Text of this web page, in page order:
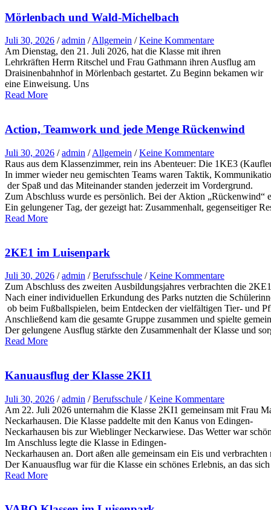
Mörlenbach und Wald-Michelbach
Juli 30, 2026 / admin /Allgemein / Keine Kommentare
Am Dienstag, den 21. Juli 2026, hat die Klasse mit ihren
Lehrkräften Herrn Ritschel und Frau Gathmann ihren Ausflug am
Draisinenbahnhof in Mörlenbach gestartet. Zu Beginn bekamen wir
eine Einweisung. Uns
Read More
Action, Teamwork und jede Menge Rückenwind
Juli 30, 2026 / admin / Allgemein / Keine Kommentare
Raus aus dem Klassenzimmer, rein ins Abenteuer: Die 1KE3
In immer wieder neu gemischten Teams waren Taktik,
der Spaß und das Miteinander standen jederzeit im Vordergrund.
Zum Abschluss wurde es persönlich. Bei der Aktion „Rückenwind“
Ein gelungener Tag, der gezeigt hat: Zusammenhalt, gegenseitiger
Read More
2KE1 im Luisenpark
Juli 30, 2026 / admin / Berufsschule / Keine Kommentare
Zum Abschluss des zweiten Ausbildungsjahres verbrachten die
Nach einer individuellen Erkundung des Parks nutzten die
ob beim Fußballspielen, beim Entdecken der vielfältigen Tier- und
Anschließend kam die gesamte Gruppe zusammen und spielte
Der gelungene Ausflug stärkte den Zusammenhalt der Klasse und
Read More
Kanuausflug der Klasse 2KI1
Juli 30, 2026 / admin / Berufsschule / Keine Kommentare
Am 22. Juli 2026 unternahm die Klasse 2KI1 gemeinsam mit Frau
Neckarhausen. Die Klasse paddelte mit den Kanus von Edingen-
Neckarhausen bis zur Wieblinger Neckarwiese. Das Wetter war
Im Anschluss legte die Klasse in Edingen-
Neckarhausen an. Dort aßen alle gemeinsam ein Eis und
Der Kanuausflug war für die Klasse ein schönes Erlebnis, an das
Read More